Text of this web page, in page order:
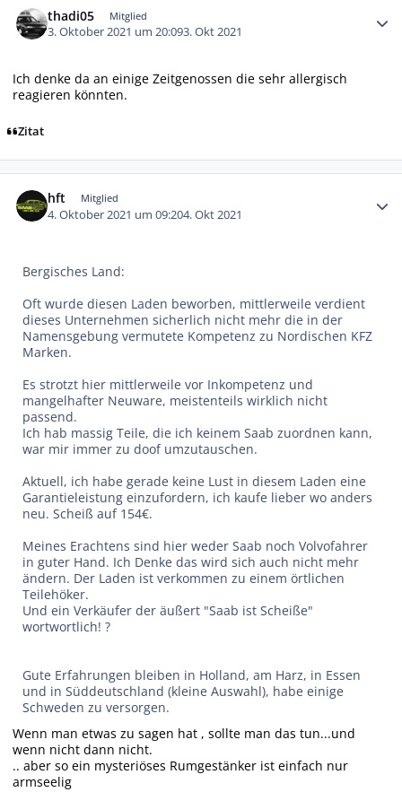
thadi05 Mitglied
3. Oktober 2021 um 20:093. Okt 2021
Ich denke da an einige Zeitgenossen die sehr allergisch
reagieren könnten.
Zitat
hft Mitglied
4. Oktober 2021 um 09:204. Okt 2021
Bergisches Land:
Oft wurde diesen Laden beworben, mittlerweile verdient
dieses Unternehmen sicherlich nicht mehr die in der
Namensgebung vermutete Kompetenz zu Nordischen KFZ
Marken.
Es strotzt hier mittlerweile vor Inkompetenz und
mangelhafter Neuware, meistenteils wirklich nicht
passend.
Ich hab massig Teile, die ich keinem Saab zuordnen kann,
war mir immer zu doof umzutauschen.
Aktuell, ich habe gerade keine Lust in diesem Laden eine
Garantieleistung einzufordern, ich kaufe lieber wo anders
neu. Scheiß auf 154€.
Meines Erachtens sind hier weder Saab noch Volvofahrer
in guter Hand. Ich Denke das wird sich auch nicht mehr
ändern. Der Laden ist verkommen zu einem örtlichen
Teilehöker.
Und ein Verkäufer der äußert "Saab ist Scheiße"
wortwortlich! ?
Gute Erfahrungen bleiben in Holland, am Harz, in Essen
und in Süddeutschland (kleine Auswahl), habe einige
Schweden zu versorgen.
Wenn man etwas zu sagen hat , sollte man das tun...und
wenn nicht dann nicht.
.. aber so ein mysteriöses Rumgestänker ist einfach nur
armseelig